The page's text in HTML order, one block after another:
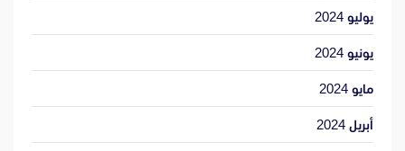
يوليو 2024
يونيو 2024
مايو 2024
أبريل 2024